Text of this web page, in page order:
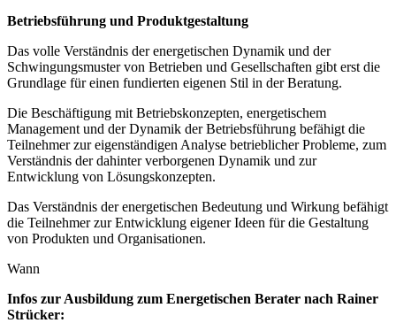
Betriebsführung und Produktgestaltung
Das volle Verständnis der energetischen Dynamik und der
Schwingungsmuster von Betrieben und Gesellschaften gibt erst die
Grundlage für einen fundierten eigenen Stil in der Beratung.
Die Beschäftigung mit Betriebskonzepten, energetischem
Management und der Dynamik der Betriebsführung befähigt die
Teilnehmer zur eigenständigen Analyse betrieblicher Probleme, zum
Verständnis der dahinter verborgenen Dynamik und zur
Entwicklung von Lösungskonzepten.
Das Verständnis der energetischen Bedeutung und Wirkung befähigt
die Teilnehmer zur Entwicklung eigener Ideen für die Gestaltung
von Produkten und Organisationen.
Wann
Infos zur Ausbildung zum Energetischen Berater nach Rainer
Strücker: